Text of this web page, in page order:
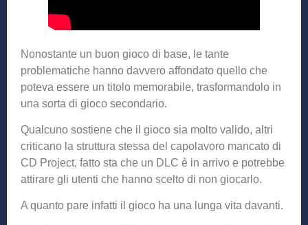
Nonostante un buon gioco di base, le tante
problematiche hanno davvero affondato quello che
poteva essere un titolo memorabile, trasformandolo in
una sorta di gioco secondario.
Qualcuno sostiene che il gioco sia molto valido, altri
criticano la struttura stessa del capolavoro mancato di
CD Project, fatto sta che un DLC è in arrivo e potrebbe
attirare gli utenti che hanno scelto di non giocarlo.
A quanto pare infatti il gioco ha una lunga vita davanti.